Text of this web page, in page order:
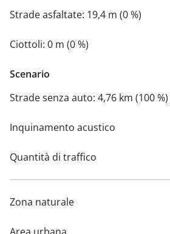
Strade asfaltate: 19,4 m (0 %)
Ciottoli: 0 m (0 %)
Scenario
Strade senza auto: 4,76 km (100 %)
Inquinamento acustico
Quantità di traffico
Zona naturale